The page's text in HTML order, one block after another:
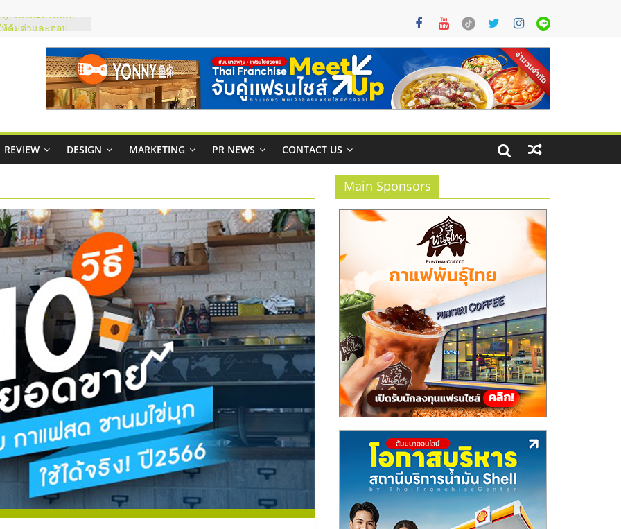
ในไทยที่ไหนดี?
ภาพคล่องให้ธุรกิจ
าสบริหารสถานี
Up จับคู่แฟรน
าพสูง พร้อม
REVIEW DESIGN MARKETING PR NEWS CONTACT US
Main Sponsors